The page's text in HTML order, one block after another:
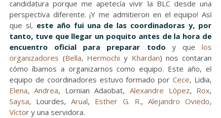
candidatura porque me apetecía vivir la BLC desde una
perspectiva diferente. ¡Y me admitieron en el equipo! Así
que sí, este año fui una de las coordinadoras y, por
tanto, tuve que llegar un poquito antes de la hora de
encuentro oficial para preparar todo y quelos
organizadores (Bella, Hermochi y Khardan) nos contaran
cómo íbamos a organizarnos como equipo. Este año, el
equipo de coordinadores estuvo formado porCece, Lidia,
Elena,Andrea, Lornian Adaobat,Alexandre López, Rox,
Saysa, Lourdes,Arual, Esther G. R., Alejandro Oviedo,
Víctor y una servidora.